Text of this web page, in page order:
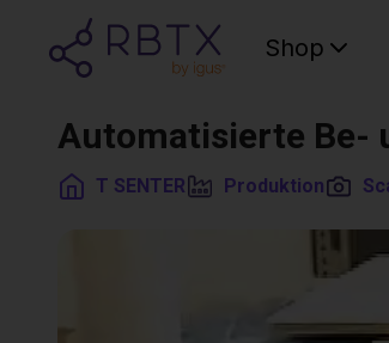
Shop
Automatisierte Be-
T SENTER Produktion